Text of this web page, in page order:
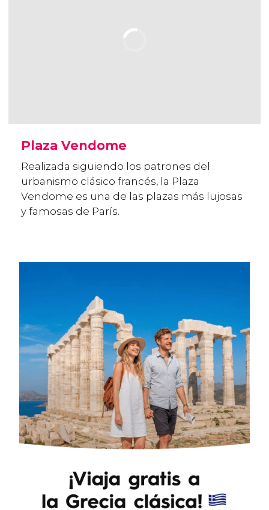
Plaza Vendome
Realizada siguiendo los patrones del
urbanismo clásico francés, la Plaza
Vendome es una de las plazas más lujosas
y famosas de París.